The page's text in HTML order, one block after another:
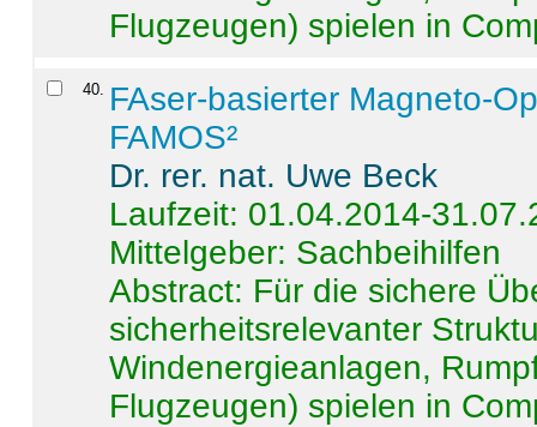
Flugzeugen) spielen in
40. FAser-basierter Magneto-
FAMOS²
Dr. rer. nat. Uwe Beck
Laufzeit: 01.04.2014-
Mittelgeber: Sachbeihilfen
Abstract: Für die sichere
sicherheitsrelevanter
Windenergieanlagen,
Flugzeugen) spielen in